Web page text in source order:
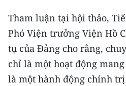
Đồng bằng sông Hồng
Bắc Trung Bộ
Duyên hải Nam Trung Bộ
Nguyên
Tham luận tại hội thảo,
Phó Viện trưởng Viện Hồ
tụ của Đảng cho rằng,
chỉ là một hoạt động
là một hành động chính